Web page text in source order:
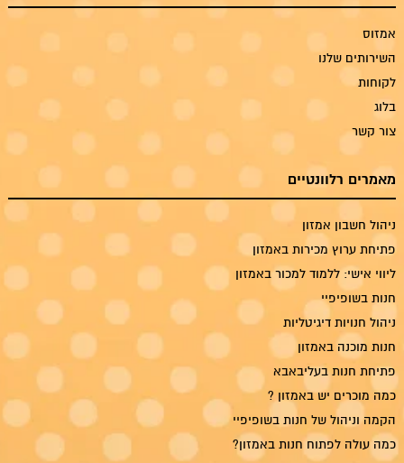
אמזוס
השירותים שלנו
לקוחות
בלוג
צור קשר
מאמרים רלוונטיים
ניהול חשבון אמזון
פתיחת ערוץ מכירות באמזון
ליווי אישי: ללמוד למכור באמזון
חנות בשופיפיי
ניהול חנויות דיגיטליות
חנות מוכנה באמזון
פתיחת חנות בעליבאבא
כמה מוכרים יש באמזון ?
הקמה וניהול של חנות בשופיפיי
כמה עולה לפתוח חנות באמזון?